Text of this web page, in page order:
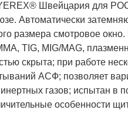
Швейцария для
Автоматически
размера смотровое
TIG, MIG/MAG,
скрыта; при работе
АСФ; позволяет
газов; испытан в
особенности